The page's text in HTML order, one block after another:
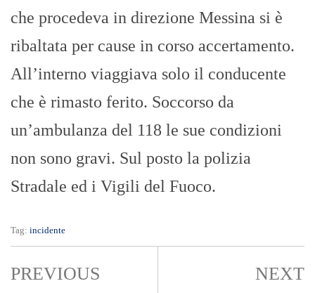
che procedeva in direzione Messina si è
ribaltata per cause in corso accertamento.
All’interno viaggiava solo il conducente
che è rimasto ferito. Soccorso da
un’ambulanza del 118 le sue condizioni
non sono gravi. Sul posto la polizia
Stradale ed i Vigili del Fuoco.
Tag: incidente
PREVIOUS NEXT